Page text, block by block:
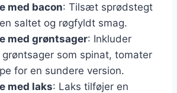
med bacon: Tilsæt sprødstegt
saltet og røgfyldt smag.
med grøntsager: Inkluder
som spinat, tomater
for en sundere version.
med laks: Laks tilføjer en